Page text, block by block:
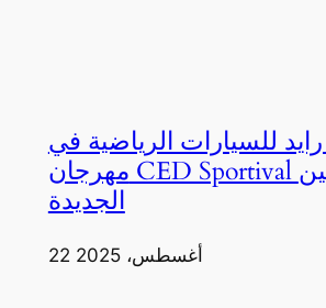
رايد للسيارات الرياضية في
مهرجان CED Sportival بالعلمين
الجديدة
22 أغسطس، 2025